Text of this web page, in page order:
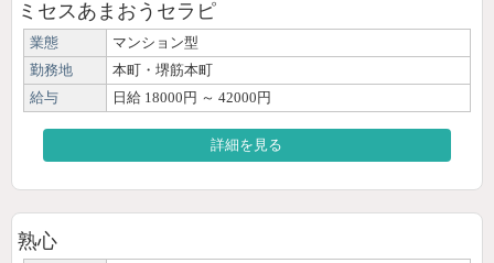
ミセスあまおうセラピ
業態
マンション型
勤務地
本町・堺筋本町
給与
日給 18000円 ～ 42000円
詳細を見る
熟心